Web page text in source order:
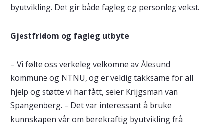
byutvikling. Det gir både fagleg og personleg vekst.
Gjestfridom og fagleg utbyte
– Vi følte oss verkeleg velkomne av Ålesund
kommune og NTNU, og er veldig takksame for all
hjelp og støtte vi har fått, seier Krijgsman van
Spangenberg. – Det var interessant å bruke
kunnskapen vår om berekraftig byutvikling frå